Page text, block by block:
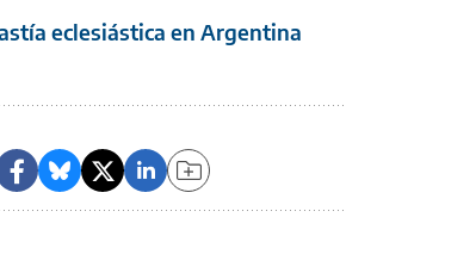
eclesiástica en Argentina